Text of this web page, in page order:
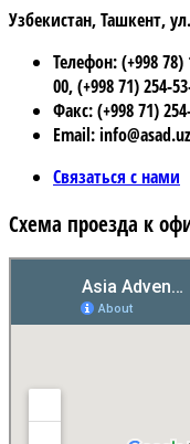
Узбекистан, Ташкент,
Телефон: (+998 78)
00, (+998 71) 254-
Факс: (+998 71)
Email: info@asad.uz
Связаться с нами
Схема проезда к